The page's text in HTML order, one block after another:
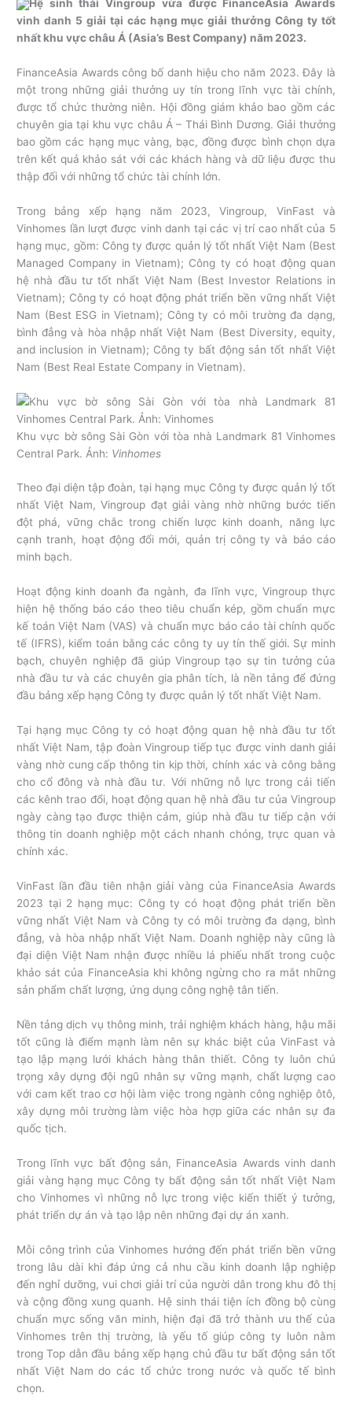
Hệ sinh thái Vingroup vừa được FinanceAsia Awards
vinh danh 5 giải tại các hạng mục giải thưởng Công ty tốt
nhất khu vực châu Á (Asia’s Best Company) năm 2023.
FinanceAsia Awards công bố danh hiệu cho năm 2023. Đây là
một trong những giải thưởng uy tín trong lĩnh vực tài chính,
được tổ chức thường niên. Hội đồng giám khảo bao gồm các
chuyên gia tại khu vực châu Á – Thái Bình Dương. Giải thưởng
bao gồm các hạng mục vàng, bạc, đồng được bình chọn dựa
trên kết quả khảo sát với các khách hàng và dữ liệu được thu
thập đối với những tổ chức tài chính lớn.
Trong bảng xếp hạng năm 2023, Vingroup, VinFast và
Vinhomes lần lượt được vinh danh tại các vị trí cao nhất của 5
hạng mục, gồm: Công ty được quản lý tốt nhất Việt Nam (Best
Managed Company in Vietnam); Công ty có hoạt động quan
hệ nhà đầu tư tốt nhất Việt Nam (Best Investor Relations in
Vietnam); Công ty có hoạt động phát triển bền vững nhất Việt
Nam (Best ESG in Vietnam); Công ty có môi trường đa dạng,
bình đẳng và hòa nhập nhất Việt Nam (Best Diversity, equity,
and inclusion in Vietnam); Công ty bất động sản tốt nhất Việt
Nam (Best Real Estate Company in Vietnam).
Khu vực bờ sông Sài Gòn với tòa nhà Landmark 81 Vinhomes
Central Park. Ảnh: Vinhomes
Theo đại diện tập đoàn, tại hạng mục Công ty được quản lý tốt
nhất Việt Nam, Vingroup đạt giải vàng nhờ những bước tiến
đột phá, vững chắc trong chiến lược kinh doanh, năng lực
cạnh tranh, hoạt động đổi mới, quản trị công ty và báo cáo
minh bạch.
Hoạt động kinh doanh đa ngành, đa lĩnh vực, Vingroup thực
hiện hệ thống báo cáo theo tiêu chuẩn kép, gồm chuẩn mực
kế toán Việt Nam (VAS) và chuẩn mực báo cáo tài chính quốc
tế (IFRS), kiểm toán bằng các công ty uy tín thế giới. Sự minh
bạch, chuyên nghiệp đã giúp Vingroup tạo sự tin tưởng của
nhà đầu tư và các chuyên gia phân tích, là nền tảng để đứng
đầu bảng xếp hạng Công ty được quản lý tốt nhất Việt Nam.
Tại hạng mục Công ty có hoạt động quan hệ nhà đầu tư tốt
nhất Việt Nam, tập đoàn Vingroup tiếp tục được vinh danh giải
vàng nhờ cung cấp thông tin kịp thời, chính xác và công bằng
cho cổ đông và nhà đầu tư. Với những nỗ lực trong cải tiến
các kênh trao đổi, hoạt động quan hệ nhà đầu tư của Vingroup
ngày càng tạo được thiện cảm, giúp nhà đầu tư tiếp cận với
thông tin doanh nghiệp một cách nhanh chóng, trực quan và
chính xác.
VinFast lần đầu tiên nhận giải vàng của FinanceAsia Awards
2023 tại 2 hạng mục: Công ty có hoạt động phát triển bền
vững nhất Việt Nam và Công ty có môi trường đa dạng, bình
đẳng, và hòa nhập nhất Việt Nam. Doanh nghiệp này cũng là
đại diện Việt Nam nhận được nhiều lá phiếu nhất trong cuộc
khảo sát của FinanceAsia khi không ngừng cho ra mắt những
sản phẩm chất lượng, ứng dụng công nghệ tân tiến.
Nền tảng dịch vụ thông minh, trải nghiệm khách hàng, hậu mãi
tốt cũng là điểm mạnh làm nên sự khác biệt của VinFast và
tạo lập mạng lưới khách hàng thân thiết. Công ty luôn chú
trọng xây dựng đội ngũ nhân sự vững mạnh, chất lượng cao
với cam kết trao cơ hội làm việc trong ngành công nghiệp ôtô,
xây dựng môi trường làm việc hòa hợp giữa các nhân sự đa
quốc tịch.
Trong lĩnh vực bất động sản, FinanceAsia Awards vinh danh
giải vàng hạng mục Công ty bất động sản tốt nhất Việt Nam
cho Vinhomes vì những nỗ lực trong việc kiến thiết ý tưởng,
phát triển dự án và tạo lập nên những đại dự án xanh.
Mỗi công trình của Vinhomes hướng đến phát triển bền vững
trong lâu dài khi đáp ứng cả nhu cầu kinh doanh lập nghiệp
đến nghỉ dưỡng, vui chơi giải trí của người dân trong khu đô thị
và cộng đồng xung quanh. Hệ sinh thái tiện ích đồng bộ cùng
chuẩn mực sống văn minh, hiện đại đã trở thành ưu thế của
Vinhomes trên thị trường, là yếu tố giúp công ty luôn nằm
trong Top dẫn đầu bảng xếp hạng chủ đầu tư bất động sản tốt
nhất Việt Nam do các tổ chức trong nước và quốc tế bình
chọn.